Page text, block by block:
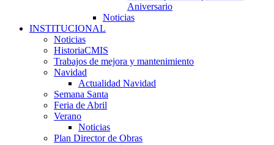
Aniversario
Noticias
INSTITUCIONAL
Noticias
HistoriaCMIS
Trabajos de mejora y mantenimiento
Navidad
Actualidad Navidad
Semana Santa
Feria de Abril
Verano
Noticias
Plan Director de Obras